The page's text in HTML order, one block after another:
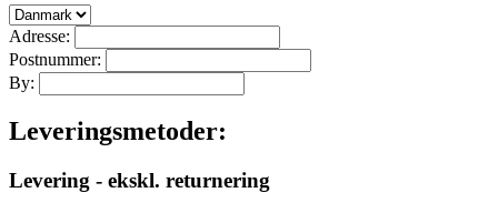
Adresse:
Postnummer:
By:
Leveringsmetoder:
Levering - ekskl. returnering